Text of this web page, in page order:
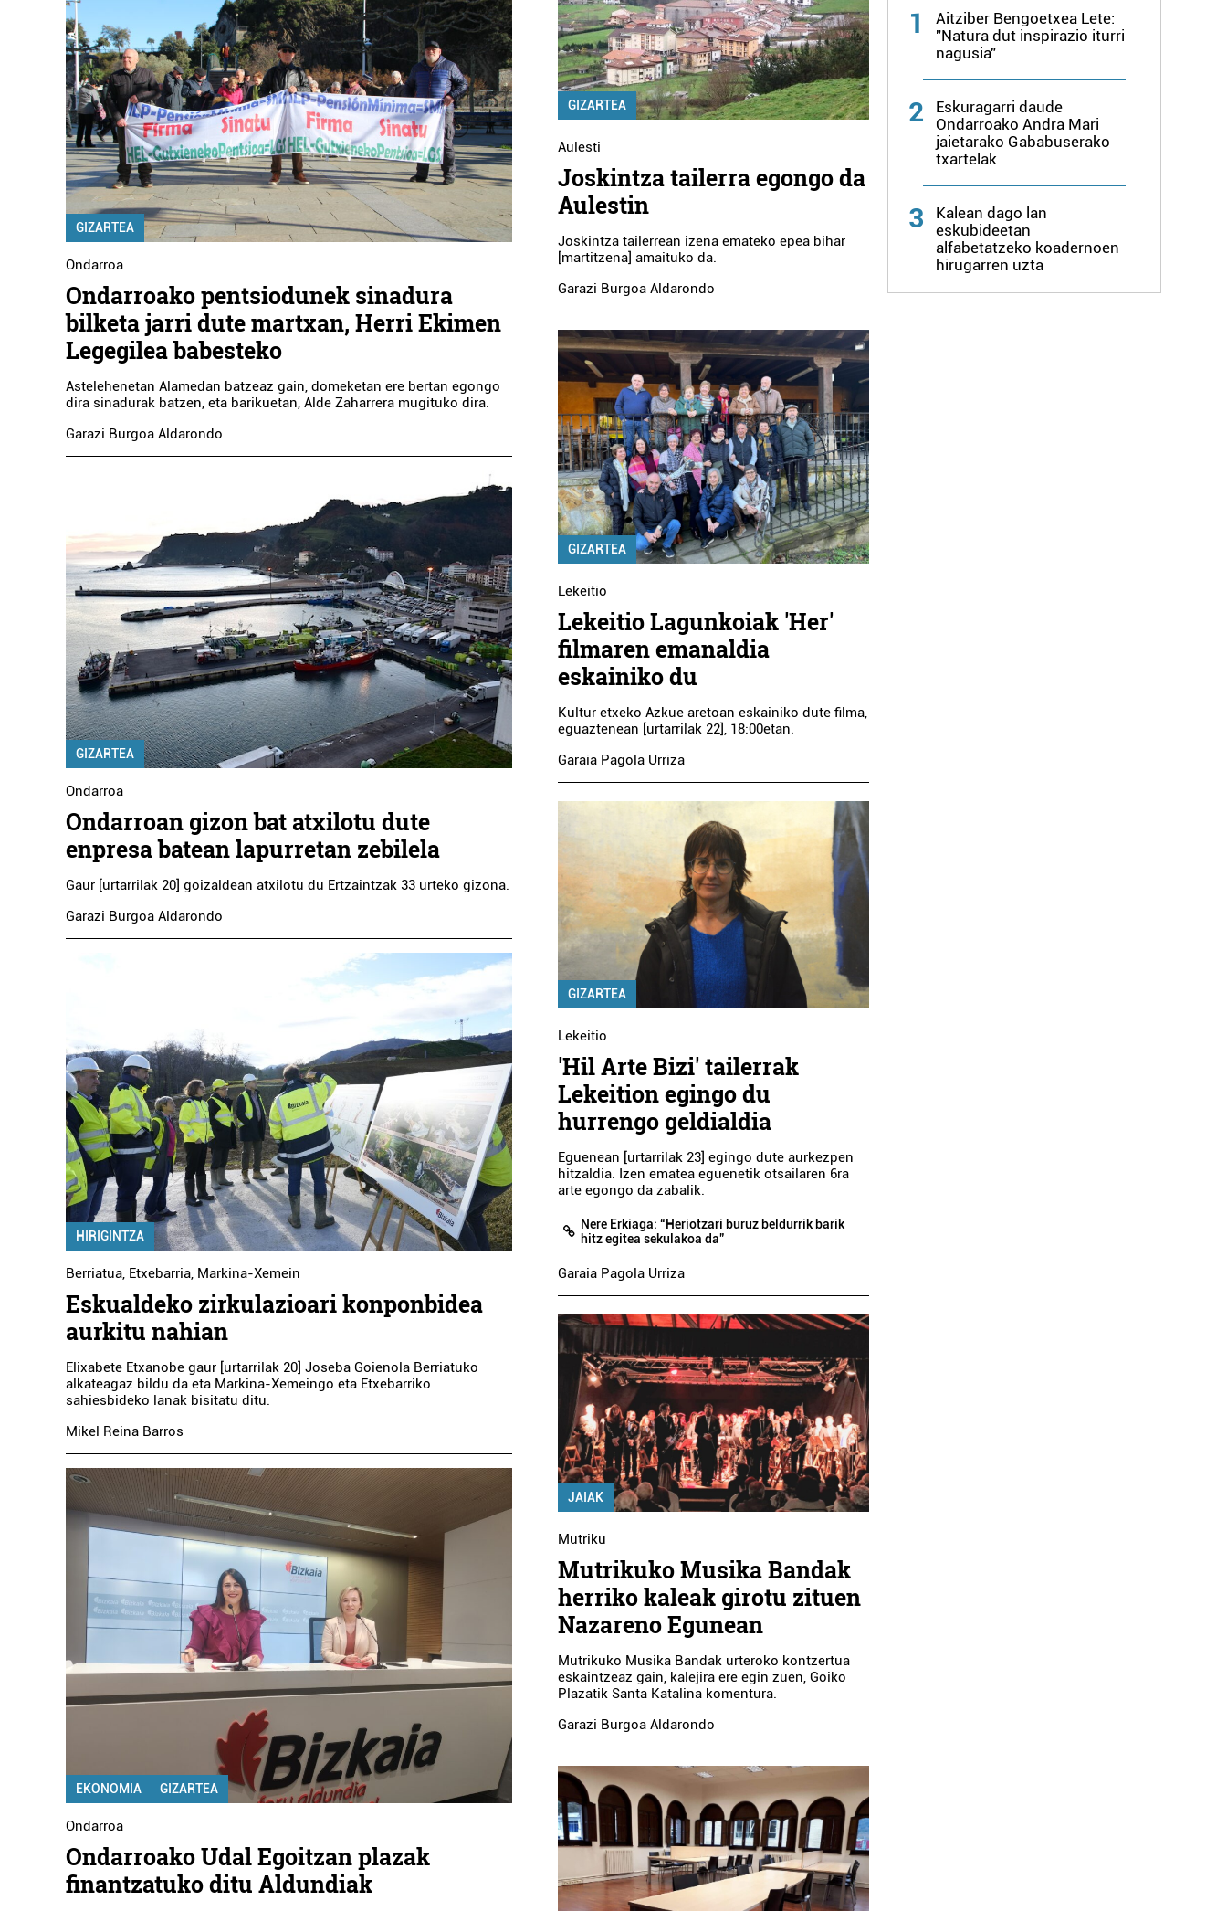
GIZARTEA
Ondarroa
Ondarroako pentsiodunek sinadura
bilketa jarri dute martxan, Herri Ekimen
Legegilea babesteko
Astelehenetan Alamedan batzeaz gain, domeketan ere bertan egongo
dira sinadurak batzen, eta barikuetan, Alde Zaharrera mugituko dira.
Garazi Burgoa Aldarondo
GIZARTEA
Ondarroa
Ondarroan gizon bat atxilotu dute
enpresa batean lapurretan zebilela
Gaur [urtarrilak 20] goizaldean atxilotu du Ertzaintzak 33 urteko gizona.
Garazi Burgoa Aldarondo
HIRIGINTZA
Berriatua, Etxebarria, Markina-Xemein
Eskualdeko zirkulazioari konponbidea
aurkitu nahian
Elixabete Etxanobe gaur [urtarrilak 20] Joseba Goienola Berriatuko
alkateagaz bildu da eta Markina-Xemeingo eta Etxebarriko
sahiesbideko lanak bisitatu ditu.
Mikel Reina Barros
EKONOMIA GIZARTEA
Ondarroa
Ondarroako Udal Egoitzan plazak
finantzatuko ditu Aldundiak
GIZARTEA
Aulesti
Joskintza tailerra egongo da
Aulestin
Joskintza tailerrean izena emateko epea bihar
[martitzena] amaituko da.
Garazi Burgoa Aldarondo
GIZARTEA
Lekeitio
Lekeitio Lagunkoiak 'Her'
filmaren emanaldia
eskainiko du
Kultur etxeko Azkue aretoan eskainiko dute filma,
eguaztenean [urtarrilak 22], 18:00etan.
Garaia Pagola Urriza
GIZARTEA
Lekeitio
'Hil Arte Bizi' tailerrak
Lekeition egingo du
hurrengo geldialdia
Eguenean [urtarrilak 23] egingo dute aurkezpen
hitzaldia. Izen ematea eguenetik otsailaren 6ra
arte egongo da zabalik.
Nere Erkiaga: “Heriotzari buruz beldurrik barik
hitz egitea sekulakoa da”
Garaia Pagola Urriza
JAIAK
Mutriku
Mutrikuko Musika Bandak
herriko kaleak girotu zituen
Nazareno Egunean
Mutrikuko Musika Bandak urteroko kontzertua
eskaintzeaz gain, kalejira ere egin zuen, Goiko
Plazatik Santa Katalina komentura.
Garazi Burgoa Aldarondo
1
Aitziber Bengoetxea Lete:
"Natura dut inspirazio iturri
nagusia"
2
Eskuragarri daude
Ondarroako Andra Mari
jaietarako Gababuserako
txartelak
3
Kalean dago lan
eskubideetan
alfabetatzeko koadernoen
hirugarren uzta